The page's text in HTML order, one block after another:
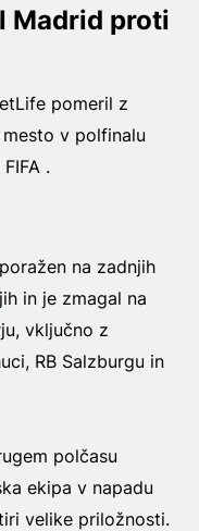
Madrid proti
pomeril z
v polfinalu
.
na zadnjih
in je zmagal na
vključno z
RB Salzburgu in
polčasu
ekipa v napadu
velike priložnosti.